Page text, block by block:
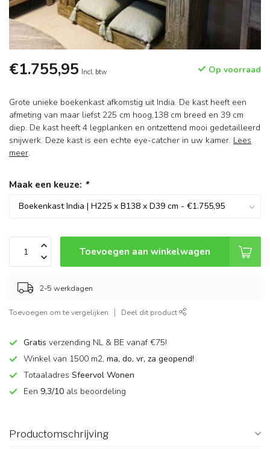
€1.755,95 Incl. btw Op voorraad
Grote unieke boekenkast afkomstig uit India. De kast heeft een
afmeting van maar liefst 225 cm hoog,138 cm breed en 39 cm
diep. De kast heeft 4 legplanken en ontzettend mooi gedetailleerd
snijwerk. Deze kast is een echte eye-catcher in uw kamer. Lees
meer.
Maak een keuze: *
Toevoegen aan winkelwagen
2-5 werkdagen
Toevoegen om te vergelijken Deel dit product
Gratis verzending NL & BE vanaf €75!
Winkel van 1500 m2, ma, do, vr, za geopend!
Totaaladres Sfeervol Wonen
Een 9,3/10 als beoordeling
Productomschrijving